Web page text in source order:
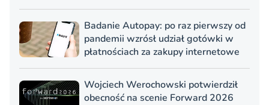
Badanie Autopay: po raz pierwszy od
pandemii wzrósł udział gotówki w
płatnościach za zakupy internetowe
Wojciech Werochowski potwierdził
obecność na scenie Forward 2026